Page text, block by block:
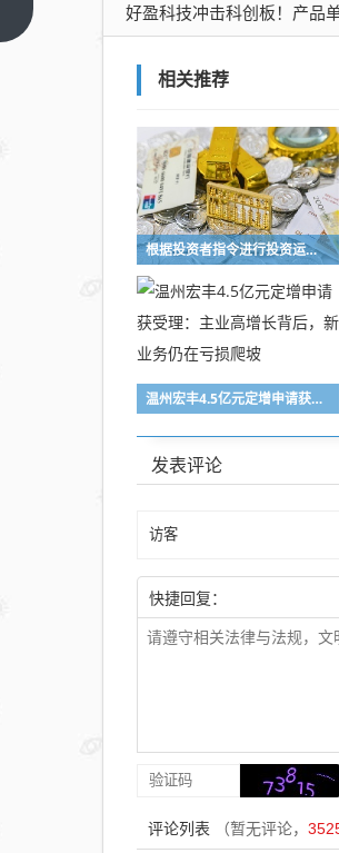
好盈科技冲击科创板！产品单价下滑
相关推荐
根据投资者指令进行投资运作！长兴万乘私募及时任副总经理收警示函
温州宏丰4.5亿元定增申请获受理：主业高增长背后，新业务仍在亏损爬坡
发表评论
快捷回复：
评论列表 （暂无评论，